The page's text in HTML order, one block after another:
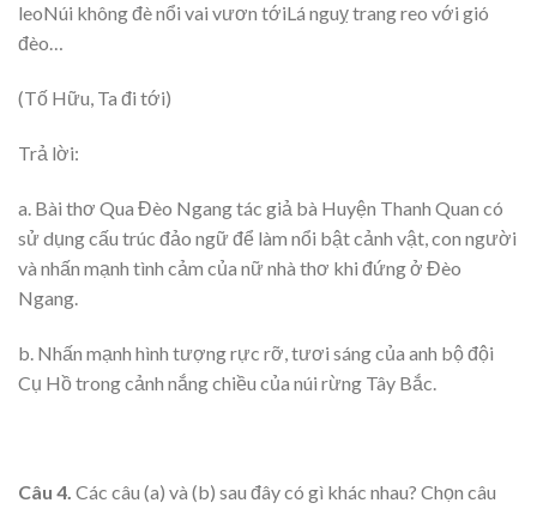
leoNúi không đè nổi vai vươn tớiLá nguỵ trang reo với gió
đèo…
(Tố Hữu, Ta đi tới)
Trả lời:
a. Bài thơ Qua Đèo Ngang tác giả bà Huyện Thanh Quan có
sử dụng cấu trúc đảo ngữ để làm nổi bật cảnh vật, con người
và nhấn mạnh tình cảm của nữ nhà thơ khi đứng ở Đèo
Ngang.
b. Nhấn mạnh hình tượng rực rỡ, tươi sáng của anh bộ đội
Cụ Hồ trong cảnh nắng chiều của núi rừng Tây Bắc.
Câu 4. Các câu (a) và (b) sau đây có gì khác nhau? Chọn câu